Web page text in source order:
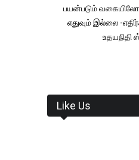
பயன்படும் வகையிலோ
எதுவும் இல்லை -
உதயநிதி
Like Us